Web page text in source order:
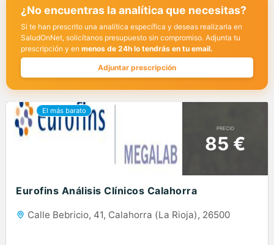
¿No encuentras la analítica que necesitas?
Si te han prescrito una analítica específica y deseas realizarla en
SaludOnNet, solicítanos presupuesto sin compromiso. Adjunta tu
prescripción y en menos de 24h lo tendrás en tu email.
Adjuntar prescripción
PRECIO
85 €
Eurofins Análisis Clínicos Calahorra
Calle Bebricio, 41, Calahorra (La Rioja), 26500